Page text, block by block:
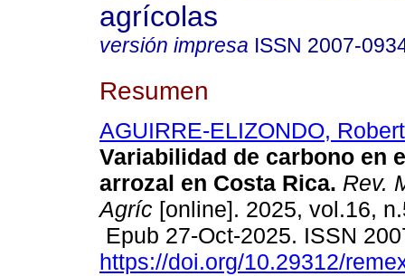
agrícolas
versión impresa ISSN 2007-
Resumen
AGUIRRE-ELIZONDO,
Variabilidad de carbono en
arrozal en Costa Rica. Rev.
Agríc [online]. 2025, vol.16,
Epub 27-Oct-2025. ISSN
https://doi.org/10.29312/